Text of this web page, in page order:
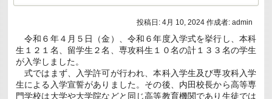
投稿日: 4月 10, 2024 作成者: admin
令和６年４月５日（金）、令和６年度入学式を挙行し、本科
生１２１名、留学生２名、専攻科生１０名の計１３３名の学生
が入学しました。
式ではまず、入学許可が行われ、本科入学生及び専攻科入学
生による入学宣誓がありました。その後、内田校長から高等専
門学校は大学や大学院などと同じ高等教育機関であり生徒では